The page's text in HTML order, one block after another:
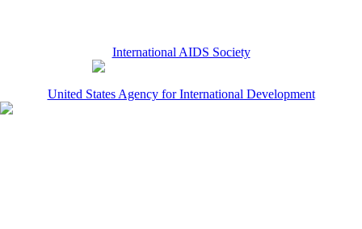
International AIDS Society
United States Agency for International Development